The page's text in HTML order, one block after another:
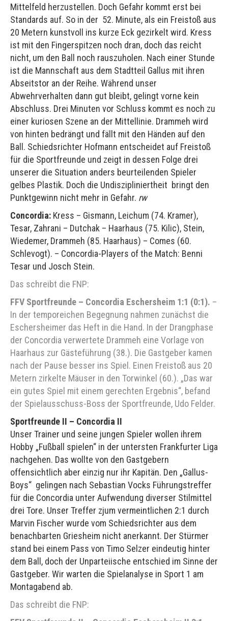
Mittelfeld herzustellen. Doch Gefahr kommt erst bei
Standards auf. So in der 52. Minute, als ein Freistoß aus
20 Metern kunstvoll ins kurze Eck gezirkelt wird. Kress
ist mit den Fingerspitzen noch dran, doch das reicht
nicht, um den Ball noch rauszuholen. Nach einer Stunde
ist die Mannschaft aus dem Stadtteil Gallus mit ihren
Abseitstor an der Reihe. Während unser
Abwehrverhalten dann gut bleibt, gelingt vorne kein
Abschluss. Drei Minuten vor Schluss kommt es noch zu
einer kuriosen Szene an der Mittellinie. Drammeh wird
von hinten bedrängt und fällt mit den Händen auf den
Ball. Schiedsrichter Hofmann entscheidet auf Freistoß
für die Sportfreunde und zeigt in dessen Folge drei
unserer die Situation anders beurteilenden Spieler
gelbes Plastik. Doch die Undiszipliniertheit bringt den
Punktgewinn nicht mehr in Gefahr. rw
Concordia: Kress – Gismann, Leichum (74. Kramer),
Tesar, Zahrani – Dutchak – Haarhaus (75. Kilic), Stein,
Wiedemer, Drammeh (85. Haarhaus) – Comes (60.
Schlevogt). – Concordia-Players of the Match: Benni
Tesar und Josch Stein.
Das schreibt die FNP:
FFV Sportfreunde – Concordia Eschersheim 1:1 (0:1). –
In der temporeichen Begegnung nahmen zunächst die
Eschersheimer das Heft in die Hand. In der Drangphase
der Concordia verwertete Drammeh eine Vorlage von
Haarhaus zur Gästeführung (38.). Die Gastgeber kamen
nach der Pause besser ins Spiel. Einen Freistoß aus 20
Metern zirkelte Mäuser in den Torwinkel (60.). „Das war
ein gutes Spiel mit einem gerechten Ergebnis“, befand
der Spielausschuss-Boss der Sportfreunde, Udo Felder.
Sportfreunde II – Concordia II
Unser Trainer und seine jungen Spieler wollen ihrem
Hobby „Fußball spielen“ in der untersten Frankfurter Liga
nachgehen. Das wollte von den Gastgebern
offensichtlich aber einzig nur ihr Kapitän. Den „Gallus-
Boys“ gelingen nach Sebastian Vocks Führungstreffer
für die Concordia unter Aufwendung diverser Stilmittel
drei Tore. Unser Treffer zjum vermeintlichen 2:1 durch
Marvin Fischer wurde vom Schiedsrichter aus dem
benachbarten Griesheim nicht anerkannt. Der Stürmer
stand bei einem Pass von Timo Selzer eindeutig hinter
dem Ball, doch der Unparteiische entschied im Sinne der
Gastgeber. Wir warten die Spielanalyse in Sport 1 am
Montagabend ab.
Das schreibt die FNP: